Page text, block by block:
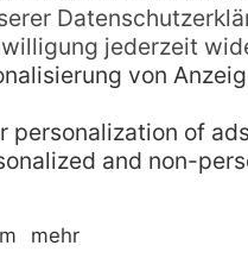
Fidschi im
das Pacific Travel
und die